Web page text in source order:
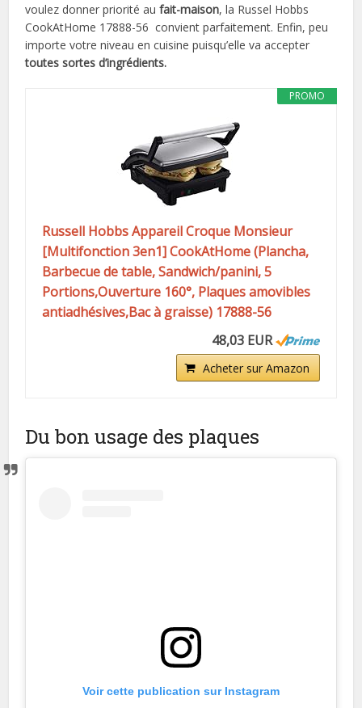
voulez donner priorité au fait-maison, la Russel Hobbs
CookAtHome 17888-56 convient parfaitement. Enfin, peu
importe votre niveau en cuisine puisqu’elle va accepter
toutes sortes d’ingrédients.
PROMO
Russell Hobbs Appareil Croque Monsieur
[Multifonction 3en1] CookAtHome (Plancha,
Barbecue de table, Sandwich/panini, 5
Portions,Ouverture 160°, Plaques amovibles
antiadhésives,Bac à graisse) 17888-56
48,03 EUR
Acheter sur Amazon
Du bon usage des plaques
Voir cette publication sur Instagram